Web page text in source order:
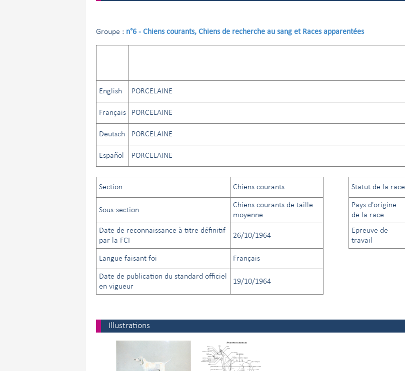
Groupe : n°6 - Chiens courants, Chiens de recherche au sang et Races apparentées
English PORCELAINE
Français PORCELAINE
Deutsch PORCELAINE
Español PORCELAINE
Section Chiens courants
Sous-section
Chiens courants de taille
moyenne
Date de reconnaissance à titre définitif
par la FCI
26/10/1964
Langue faisant foi Français
Date de publication du standard officiel
en vigueur
19/10/1964
Statut de la race
Pays d'origine
de la race
Epreuve de
travail
Illustrations